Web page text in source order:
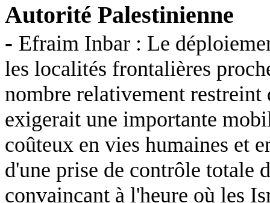
Autorité Palestinienne
- Efraim Inbar : Le
les localités frontalières
nombre relativement
exigerait une importante
coûteux en vies humaines et
d'une prise de contrôle totale
convaincant à l'heure où les